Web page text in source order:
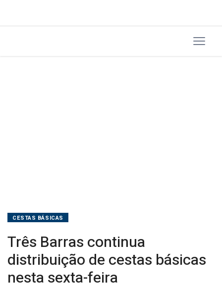
CESTAS BÁSICAS
Três Barras continua
distribuição de cestas básicas
nesta sexta-feira